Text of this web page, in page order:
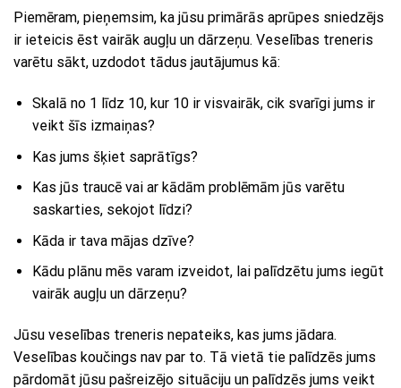
Piemēram, pieņemsim, ka jūsu primārās aprūpes sniedzējs
ir ieteicis ēst vairāk augļu un dārzeņu. Veselības treneris
varētu sākt, uzdodot tādus jautājumus kā:
Skalā no 1 līdz 10, kur 10 ir visvairāk, cik svarīgi jums ir
veikt šīs izmaiņas?
Kas jums šķiet saprātīgs?
Kas jūs traucē vai ar kādām problēmām jūs varētu
saskarties, sekojot līdzi?
Kāda ir tava mājas dzīve?
Kādu plānu mēs varam izveidot, lai palīdzētu jums iegūt
vairāk augļu un dārzeņu?
Jūsu veselības treneris nepateiks, kas jums jādara.
Veselības koučings nav par to. Tā vietā tie palīdzēs jums
pārdomāt jūsu pašreizējo situāciju un palīdzēs jums veikt